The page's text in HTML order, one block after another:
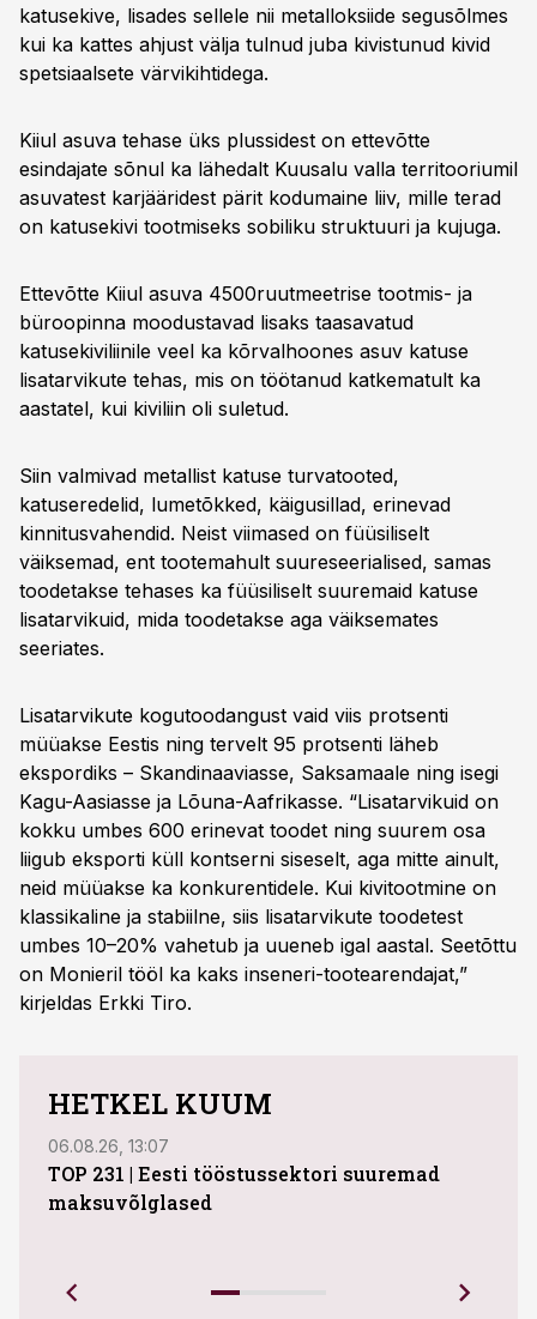
katusekive, lisades sellele nii metalloksiide segusõlmes
kui ka kattes ahjust välja tulnud juba kivistunud kivid
spetsiaalsete värvikihtidega.
Kiiul asuva tehase üks plussidest on ettevõtte
esindajate sõnul ka lähedalt Kuusalu valla territooriumil
asuvatest karjääridest pärit kodumaine liiv, mille terad
on katusekivi tootmiseks sobiliku struktuuri ja kujuga.
Ettevõtte Kiiul asuva 4500ruutmeetrise tootmis- ja
büroopinna moodustavad lisaks taasavatud
katusekiviliinile veel ka kõrvalhoones asuv katuse
lisatarvikute tehas, mis on töötanud katkematult ka
aastatel, kui kiviliin oli suletud.
Siin valmivad metallist katuse turvatooted,
katuseredelid, lumetõkked, käigusillad, erinevad
kinnitusvahendid. Neist viimased on füüsiliselt
väiksemad, ent tootemahult suureseerialised, samas
toodetakse tehases ka füüsiliselt suuremaid katuse
lisatarvikuid, mida toodetakse aga väiksemates
seeriates.
Lisatarvikute kogutoodangust vaid viis protsenti
müüakse Eestis ning tervelt 95 protsenti läheb
ekspordiks – Skandinaaviasse, Saksamaale ning isegi
Kagu-Aasiasse ja Lõuna-Aafrikasse. “Lisatarvikuid on
kokku umbes 600 erinevat toodet ning suurem osa
liigub eksporti küll kontserni siseselt, aga mitte ainult,
neid müüakse ka konkurentidele. Kui kivitootmine on
klassikaline ja stabiilne, siis lisatarvikute toodetest
umbes 10–20% vahetub ja uueneb igal aastal. Seetõttu
on Monieril tööl ka kaks inseneri-tootearendajat,”
kirjeldas Erkki Tiro.
HETKEL KUUM
06.08.26, 13:07
TOP 231 | Eesti tööstussektori suuremad
maksuvõlglased